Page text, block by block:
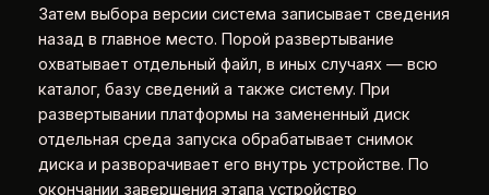
Затем выбора версии система записывает сведения
назад в главное место. Порой развертывание
охватывает отдельный файл, в иных случаях — всю
каталог, базу сведений а также систему. При
развертывании платформы на замененный диск
отдельная среда запуска обрабатывает снимок
диска и разворачивает его внутрь устройстве. По
окончании завершения этапа устройство